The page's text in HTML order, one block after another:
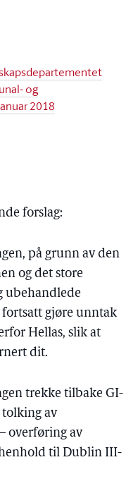
og
2018
forslag:
på grunn av den
og det store
ubehandlede
fortsatt gjøre unntak
Hellas, slik at
dit.
trekke tilbake GI-
av
overføring av
til Dublin III-